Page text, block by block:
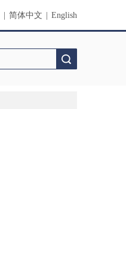
简体中文 English